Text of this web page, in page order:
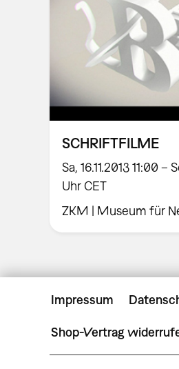
SCHRIFTFILME
Sa, 16.11.2013 11:00
Uhr CET
ZKM | Museum für
Impressum
Shop-Vertrag